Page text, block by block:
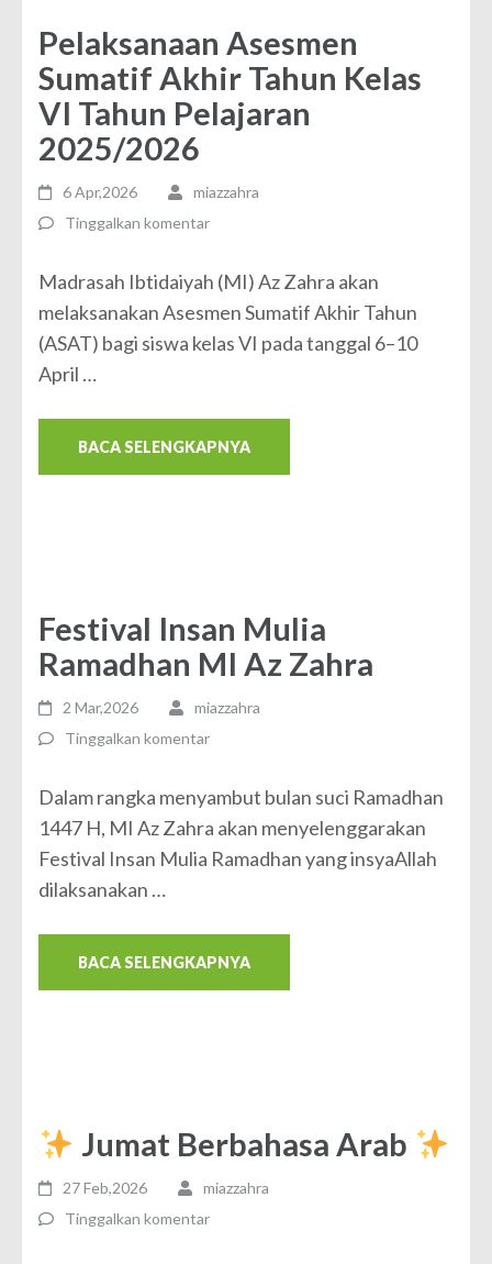
Pelaksanaan Asesmen
Sumatif Akhir Tahun Kelas
VI Tahun Pelajaran
2025/2026
6 Apr,2026
miazzahra
Tinggalkan komentar
Madrasah Ibtidaiyah (MI) Az Zahra akan
melaksanakan Asesmen Sumatif Akhir Tahun
(ASAT) bagi siswa kelas VI pada tanggal 6–10
April …
BACA SELENGKAPNYA
Festival Insan Mulia
Ramadhan MI Az Zahra
2 Mar,2026
miazzahra
Tinggalkan komentar
Dalam rangka menyambut bulan suci Ramadhan
1447 H, MI Az Zahra akan menyelenggarakan
Festival Insan Mulia Ramadhan yang insyaAllah
dilaksanakan …
BACA SELENGKAPNYA
Jumat Berbahasa Arab
27 Feb,2026
miazzahra
Tinggalkan komentar